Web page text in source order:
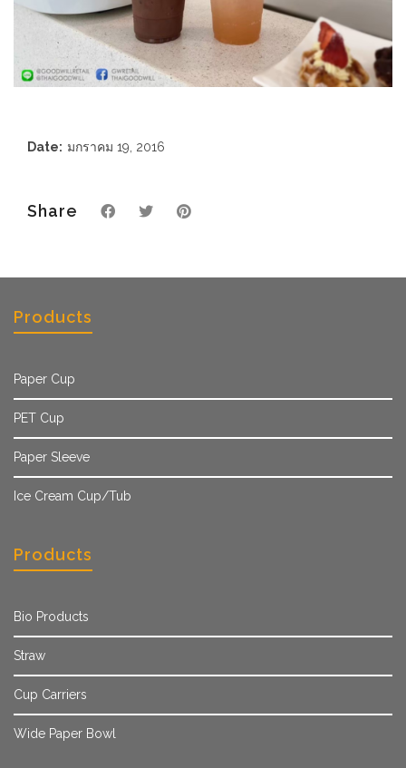
Date: มกราคม 19, 2016
Share
Products
Paper Cup
PET Cup
Paper Sleeve
Ice Cream Cup/Tub
Products
Bio Products
Straw
Cup Carriers
Wide Paper Bowl